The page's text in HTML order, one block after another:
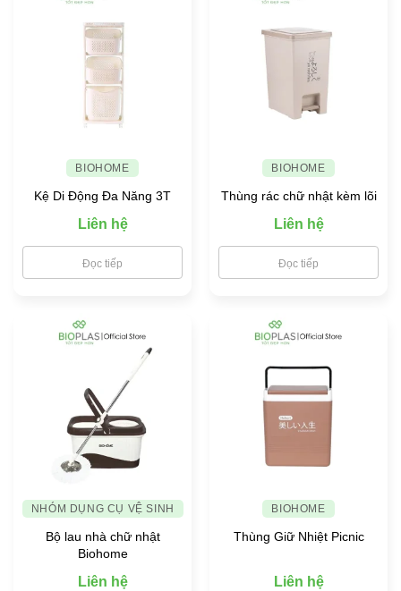
BIOHOME
Kệ Di Động Đa Năng 3T
Liên hệ
Đọc tiếp
BIOHOME
Thùng rác chữ nhật kèm lõi
Liên hệ
Đọc tiếp
NHÓM DỤNG CỤ VỆ SINH
Bộ lau nhà chữ nhật
Biohome
Liên hệ
BIOHOME
Thùng Giữ Nhiệt Picnic
Liên hệ